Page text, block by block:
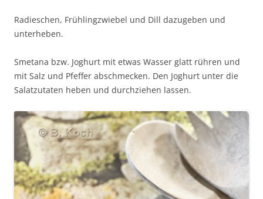
Radieschen, Frühlingzwiebel und Dill dazugeben und
unterheben.
Smetana bzw. Joghurt mit etwas Wasser glatt rühren und
mit Salz und Pfeffer abschmecken. Den Joghurt unter die
Salatzutaten heben und durchziehen lassen.